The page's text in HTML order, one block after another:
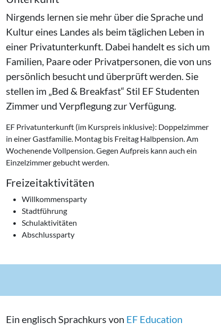
Nirgends lernen sie mehr über die Sprache und
Kultur eines Landes als beim täglichen Leben in
einer Privatunterkunft. Dabei handelt es sich um
Familien, Paare oder Privatpersonen, die von uns
persönlich besucht und überprüft werden. Sie
stellen im Bed & Breakfast Stil EF Studenten
Zimmer und Verpflegung zur Verfügung.
EF Privatunterkunft (im Kurspreis inklusive): Doppelzimmer
in einer Gastfamilie. Montag bis Freitag Halbpension. Am
Wochenende Vollpension. Gegen Aufpreis kann auch ein
Einzelzimmer gebucht werden.
Freizeitaktivitäten
Willkommensparty
Stadtführung
Schulaktivitäten
Abschlussparty
Ein englisch Sprachkurs von EF Education